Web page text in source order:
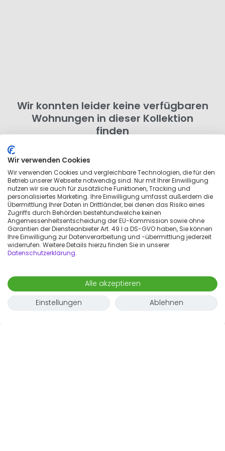
Wir konnten leider keine verfügbaren
Wohnungen in dieser Kollektion
finden
entferne ein paar Filter. Du kannst auch nach
Wohnungen in der Umgebung suchen, die nicht zu
dieser Kollektion gehören.
Wir verwenden Cookies
Wir verwenden Cookies und vergleichbare Technologien, die für den
Betrieb unserer Webseite notwendig sind. Nur mit Ihrer Einwilligung
nutzen wir sie auch für zusätzliche Funktionen, Tracking und
personalisiertes Marketing. Ihre Einwilligung umfasst außerdem die
Übermittlung Ihrer Daten in Drittländer, bei denen das Risiko eines
Zugriffs durch Behörden bestehtundwelche keinen
Angemessenheitsentscheidung der EU-Kommission sowie ohne
Garantien der Diensteanbieter Art. 49 I a DS-GVO haben, Sie können
Ihre Einwilligung zur Datenverarbeitung und -übermittlung jederzeit
widerrufen. Weitere Details hierzu finden Sie in unserer
Datenschutzerklärung.
Alle akzeptieren
Einstellungen
Ablehnen